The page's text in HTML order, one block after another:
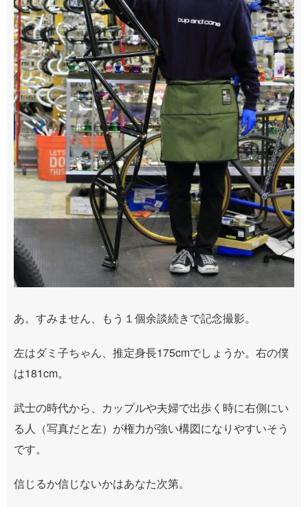
あ。すみません、もう１個余談続きで記念撮影。
左はダミ子ちゃん、推定身長175cmでしょうか。右の僕
は181cm。
武士の時代から、カップルや夫婦で出歩く時に右側にい
る人（写真だと左）が権力が強い構図になりやすいそう
です。
信じるか信じないかはあなた次第。